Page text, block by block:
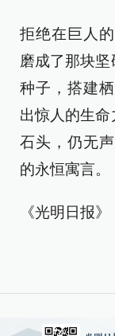
拒绝在巨人
磨成了那块
种子，搭建
出惊人的生命
石头，仍无
的永恒寓言。
《光明日报